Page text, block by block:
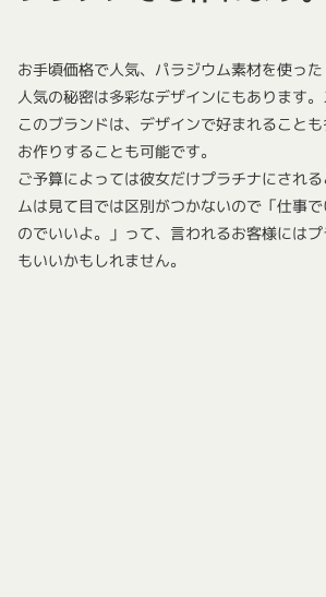
お手頃価格で人気、パラジウム素材を使った
人気の秘密は多彩なデザインにもあります
このブランドは、デザインで好まれること
お作りすることも可能です。
ご予算によっては彼女だけプラチナにされ
ムは見て目では区別がつかないので「仕事
のでいいよ。」って、言われるお客様には
もいいかもしれません。